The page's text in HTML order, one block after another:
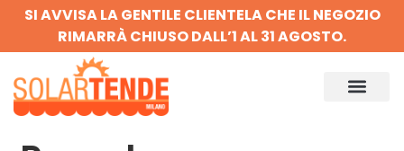
SI AVVISA LA GENTILE CLIENTELA CHE IL NEGOZIO
RIMARRÀ CHIUSO DALL’1 AL 31 AGOSTO.